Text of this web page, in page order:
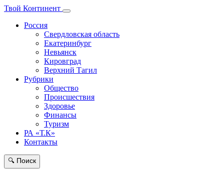
Твой Континент
Россия
Свердловская область
Екатеринбург
Невьянск
Кировград
Верхний Тагил
Рубрики
Общество
Происшествия
Здоровье
Финансы
Туризм
РА «Т.К»
Контакты
🔍 Поиск